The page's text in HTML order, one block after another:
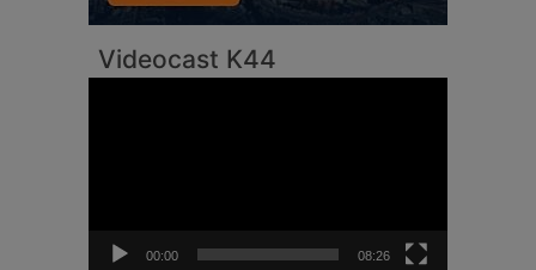
Videocast K44
00:00 08:26